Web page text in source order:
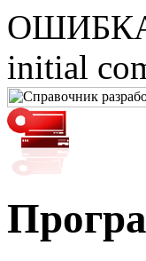
initial